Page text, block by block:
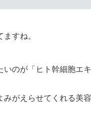
すね。
いのが「ヒト幹細胞エキ
みがえらせてくれる美容